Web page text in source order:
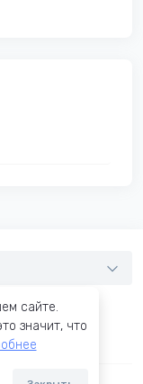
сайте.
значит, что